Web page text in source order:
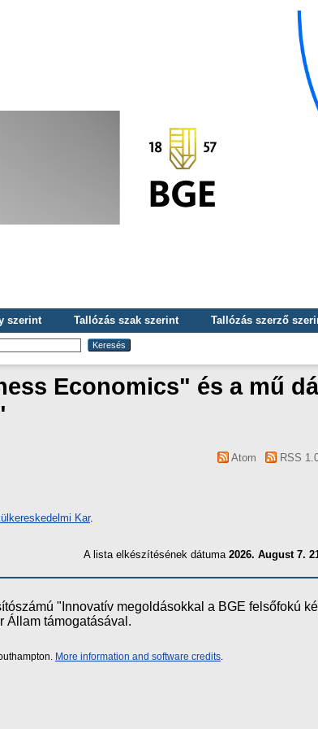
szerint Tallózás szak szerint Tallózás szerző
Economics" és a mű
Atom RSS
Kar.
A lista elkészítésének dátuma 2026. August 7.
"Innovatív megoldásokkal a BGE felsőfokú
Állam támogatásával.
More information and software credits